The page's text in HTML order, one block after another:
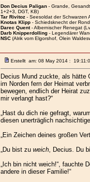
Don Decius Paligan- Grande,
1+2+3, DGT, KB)
Tar Rivitoz- Seesoldat der Schwarzen
Knotas Klipp- Schiedsknecht der
Darec Quent- Albernischer Renegat
Darb Knipperdolling- Legendärer
NSC(Alrik vom Elgorshof, Olein
Erstellt am: 08 May 2014 :
Decius Mund zuckte, als hätte
im Norden fern der Heimat
bewegen, endlich der Heirat
mir verlangt hast?“
„Hast du dich nie gefragt,
diesen unerträglich
„Ein Zeichen deines großen
„Du bist zu weich, Decius. Du
„Ich bin nicht weich!“, fauchte
andere in dieser Familie!“